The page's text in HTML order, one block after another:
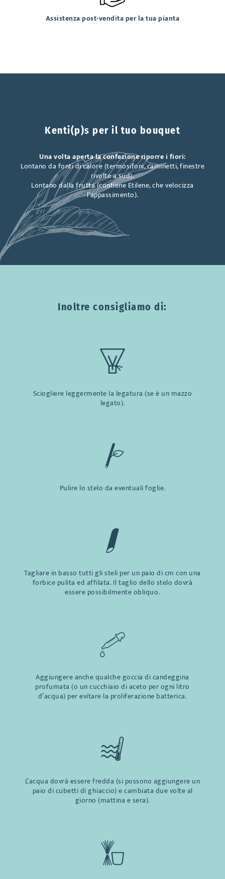
Assistenza post-vendita per la tua pianta
Kenti(p)s per il tuo bouquet
Una volta aperta la confezione riporre i fiori:
Lontano da fonti di calore (termosifoni, caminetti, finestre
rivolte a sud).
Lontano dalla frutta (contiene Etilene, che velocizza
l’appassimento).
Inoltre consigliamo di:
Sciogliere leggermente la legatura (se è un mazzo
legato).
Pulire lo stelo da eventuali foglie.
Tagliare in basso tutti gli steli per un paio di cm con una
forbice pulita ed affilata. Il taglio dello stelo dovrà
essere possibilmente obliquo.
Aggiungere anche qualche goccia di candeggina
profumata (o un cucchiaio di aceto per ogni litro
d’acqua) per evitare la proliferazione batterica.
L’acqua dovrà essere fredda (si possono aggiungere un
paio di cubetti di ghiaccio) e cambiata due volte al
giorno (mattina e sera).